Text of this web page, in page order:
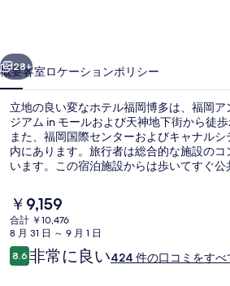
博
多
の
写
真
ギ
ャ
ラ
リ
次へ
28+
概要客室ロケーションポリシー
立地の良い変なホテル福岡博多は、福岡
ジアム in モールおよび天神地下街から徒歩
また、福岡国際センターおよびキャナルシ
内にあります。旅行者は総合的な施設の
います。この宿泊施設からは歩いてすぐ公
す。
現
在
の
料
金
￥9,159
合計 ￥10,476
8 月 31 日 ～ 9 月 1 日
口
コ
8.610段階中8.6
非常に良い424 件の口コミをすべ